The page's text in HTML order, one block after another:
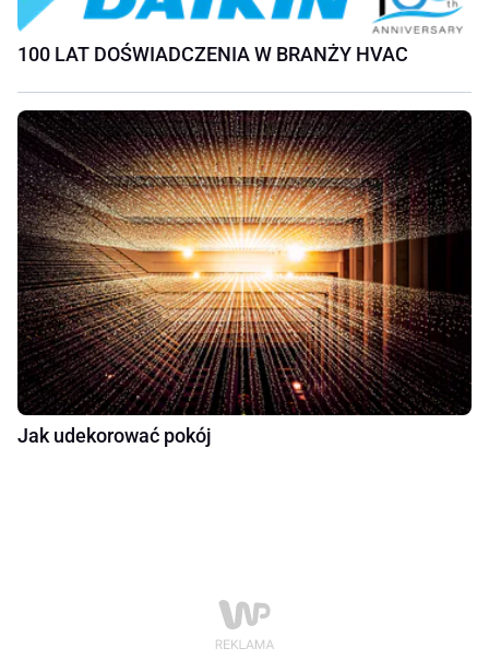
100 LAT DOŚWIADCZENIA W BRANŻY HVAC
Jak udekorować pokój